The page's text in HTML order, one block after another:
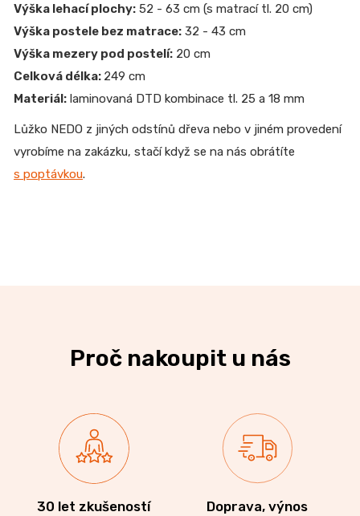
Výška lehací plochy: 52 - 63 cm (s matrací tl. 20 cm)
Výška postele bez matrace: 32 - 43 cm
Výška mezery pod postelí: 20 cm
Celková délka: 249 cm
Materiál: laminovaná DTD kombinace tl. 25 a 18 mm
Lůžko NEDO z jiných odstínů dřeva nebo v jiném provedení
vyrobíme na zakázku, stačí když se na nás obrátíte
s poptávkou.
Proč nakoupit u nás
30 let zkušeností
Doprava, výnos